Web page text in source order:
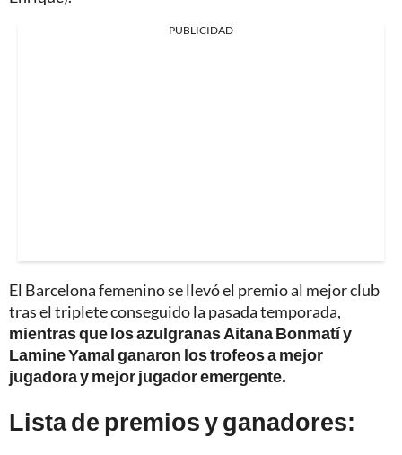
PUBLICIDAD
El Barcelona femenino se llevó el premio al mejor club
tras el triplete conseguido la pasada temporada,
mientras que los azulgranas Aitana Bonmatí y
Lamine Yamal ganaron los trofeos a mejor
jugadora y mejor jugador emergente.
Lista de premios y ganadores: